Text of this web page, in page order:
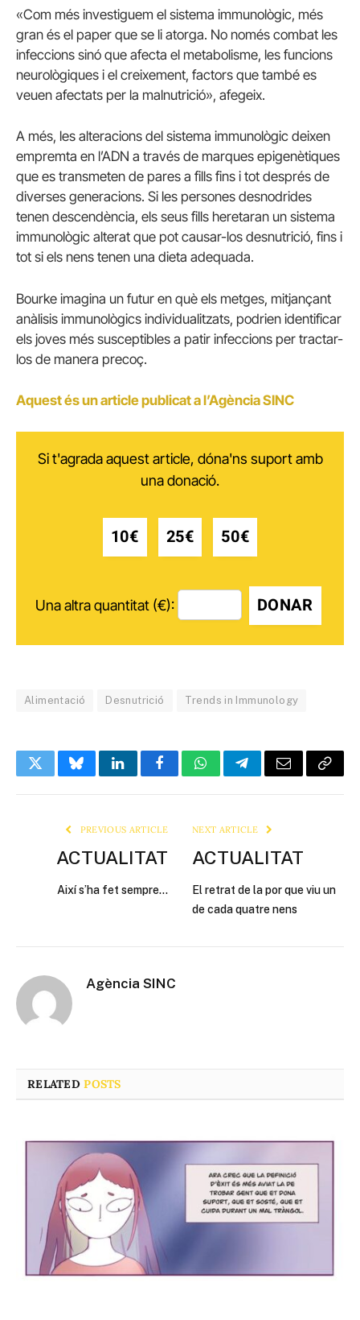
«Com més investiguem el sistema immunològic, més
gran és el paper que se li atorga. No només combat les
infeccions sinó que afecta el metabolisme, les funcions
neurològiques i el creixement, factors que també es
veuen afectats per la malnutrició», afegeix.
A més, les alteracions del sistema immunològic deixen
empremta en l’ADN a través de marques epigenètiques
que es transmeten de pares a fills fins i tot després de
diverses generacions. Si les persones desnodrides
tenen descendència, els seus fills heretaran un sistema
immunològic alterat que pot causar-los desnutrició, fins i
tot si els nens tenen una dieta adequada.
Bourke imagina un futur en què els metges, mitjançant
anàlisis immunològics individualitzats, podrien identificar
els joves més susceptibles a patir infeccions per tractar-
los de manera precoç.
Aquest és un article publicat a l’Agència SINC
Si t'agrada aquest article, dóna'ns suport amb
una donació.
10€ 25€ 50€
Una altra quantitat (€): DONAR
Alimentació Desnutrició Trends in Immunology
TwitterBlueskyLinkedInFacebookWhatsAppTelegramEmail Copy
PREVIOUS ARTICLE
ACTUALITAT
Així s’ha fet sempre…
NEXT ARTICLE
ACTUALITAT
El retrat de la por que viu un
de cada quatre nens
Agència SINC
RELATEDPOSTS